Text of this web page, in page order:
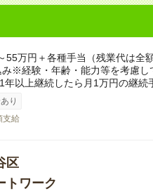
55万円＋各種手当（残業代は全
※経験・年齢・能力等を考慮し
以上継続したら月1万円の継続
り
支給
区
トワーク